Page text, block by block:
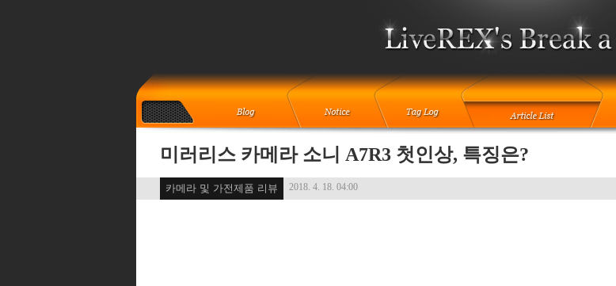
미러리스 카메라 소니 A7R3 첫인상, 특징은?
카메라 및 가전제품 리뷰 2018. 4. 18. 04:00